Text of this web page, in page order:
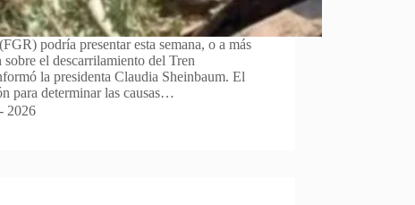
podría presentar esta semana, o a más
el descarrilamiento del Tren
la presidenta Claudia Sheinbaum. El
para determinar las causas…
2026